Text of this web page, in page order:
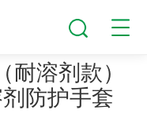
溶剂款）
防护手套